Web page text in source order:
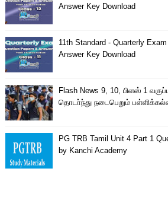
Answer Key Download
11th Standard - Quarterly
Answer Key Download
Flash News 9, 10, பிளஸ் 1
தொடா்ந்து நடைபெறும்
PG TRB Tamil Unit 4 Part 1
by Kanchi Academy